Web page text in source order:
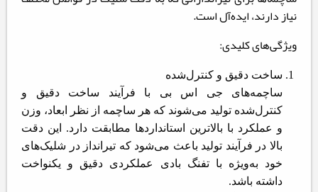
نیاز دارند، ایده‌آل است.
ویژگی‌های کلیدی:
ساخت دقیق و کنترل‌شده
ساچمه‌های جی اس بی با فرآیند ساخت دقیق و
کنترل‌شده تولید می‌شوند که هر ساچمه از نظر ابعاد، وزن
و عملکرد با بالاترین استانداردها مطابقت دارد. این دقت
بالا در فرآیند تولید باعث می‌شود که تیرانداز در شلیک‌های
خود به‌ویژه با تفنگ بادی عملکردی دقیق و یکنواخت
داشته باشد.